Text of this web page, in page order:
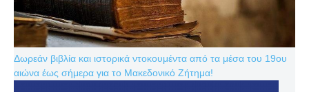
Δωρεάν βιβλία και ιστορικά ντοκουμέντα από τα μέσα του 19ου
αιώνα έως σήμερα για το Μακεδονικό Ζήτημα!